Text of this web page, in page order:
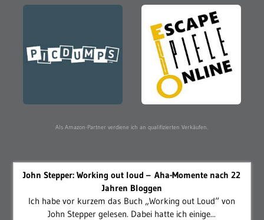
Als Amazon-Partner verdiene ich an qualifizierten Verkäufen.
John Stepper: Working out loud – Aha-Momente nach 22
Jahren Bloggen
Ich habe vor kurzem das Buch „Working out Loud“ von
John Stepper gelesen. Dabei hatte ich einige...